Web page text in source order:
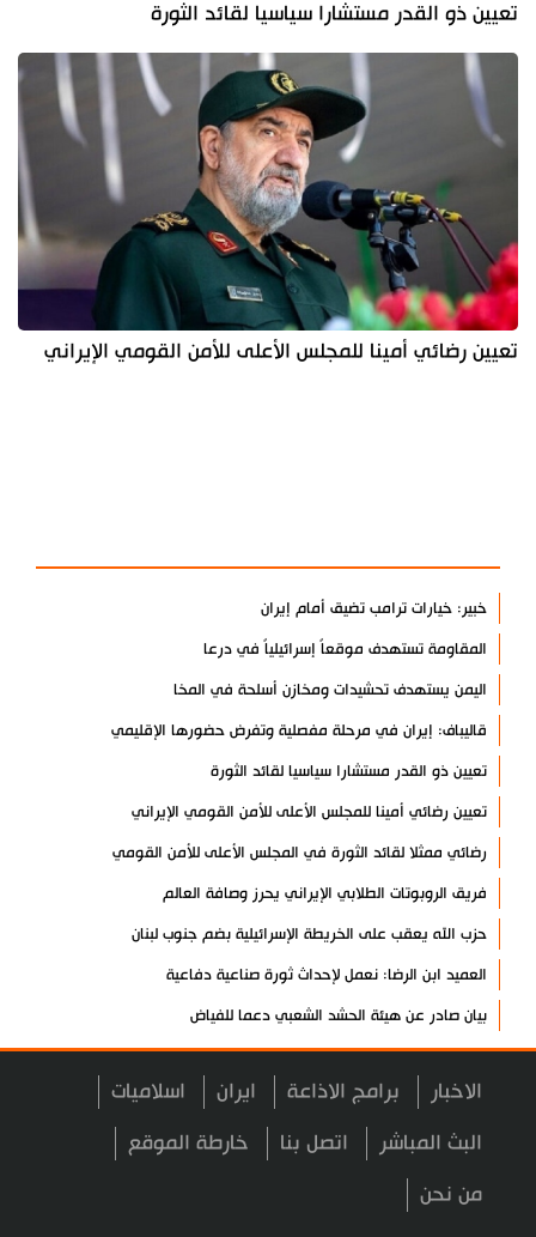
تعيين ذو القدر مستشارا سياسيا لقائد الثورة
تعيين رضائي أمينا للمجلس الأعلى للأمن القومي الإيراني
خبير: خيارات ترامب تضيق أمام إيران
المقاومة تستهدف موقعاً إسرائيلياً في درعا
اليمن يستهدف تحشيدات ومخازن أسلحة في المخا
قاليباف: إيران في مرحلة مفصلية وتفرض حضورها الإقليمي
تعيين ذو القدر مستشارا سياسيا لقائد الثورة
تعيين رضائي أمينا للمجلس الأعلى للأمن القومي الإيراني
رضائي ممثلا لقائد الثورة في المجلس الأعلى للأمن القومي
فريق الروبوتات الطلابي الإيراني يحرز وصافة العالم
حزب الله يعقب على الخريطة الإسرائيلية بضم جنوب لبنان
العميد ابن الرضا: نعمل لإحداث ثورة صناعية دفاعية
بيان صادر عن هيئة الحشد الشعبي دعما للفياض
آية الله لاريجاني: مضيق هرمز لن يعود إلى وضعه السابق
إنجاز إيراني في إنتاج فيروسات مُهندسة وراثيا لعلاج السرطان
تكريم الشهيد لاريجاني ومنحه "الجائزة الوطنية للتعليم والثقافة
آخر مستجدات الإبادة الجماعية في غزة
الاخبار برامج الاذاعة ايران اسلاميات
البث المباشر اتصل بنا خارطة الموقع
من نحن